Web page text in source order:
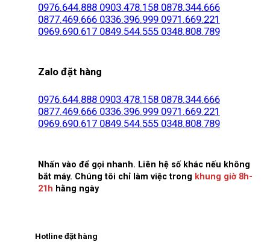
0976.644.888 0903.478.158 0878.344.666
0877.469.666 0336.396.999 0971.669.221
0969.690.617 0849.544.555 0348.808.789
Zalo đặt hàng
0976.644.888 0903.478.158 0878.344.666
0877.469.666 0336.396.999 0971.669.221
0969.690.617 0849.544.555 0348.808.789
Nhấn vào để gọi nhanh. Liên hệ số khác nếu không
bắt máy. Chúng tôi chỉ làm việc trong khung giờ 8h-
21h hằng ngày
Hotline đặt hàng